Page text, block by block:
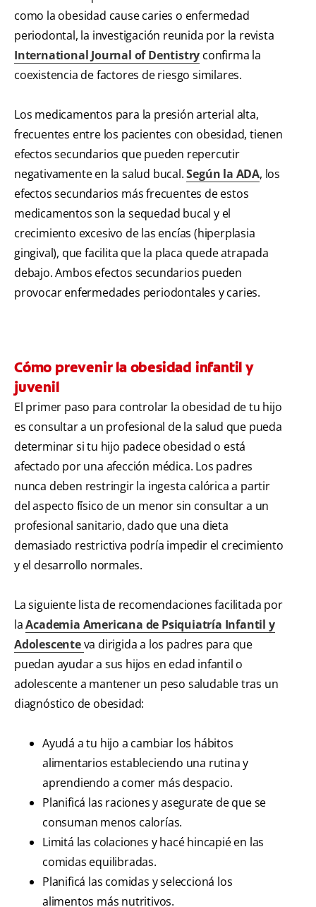
como la obesidad cause caries o enfermedad
periodontal, la investigación reunida por la revista
International Journal of Dentistry confirma la
coexistencia de factores de riesgo similares.
Los medicamentos para la presión arterial alta,
frecuentes entre los pacientes con obesidad, tienen
efectos secundarios que pueden repercutir
negativamente en la salud bucal.Según la ADA, los
efectos secundarios más frecuentes de estos
medicamentos son la sequedad bucal y el
crecimiento excesivo de las encías (hiperplasia
gingival), que facilita que la placa quede atrapada
debajo. Ambos efectos secundarios pueden
provocar enfermedades periodontales y caries.
Cómo prevenir la obesidad infantil y
juvenil
El primer paso para controlar la obesidad de tu hijo
es consultar a un profesional de la salud que pueda
determinar si tu hijo padece obesidad o está
afectado por una afección médica. Los padres
nunca deben restringir la ingesta calórica a partir
del aspecto físico de un menor sin consultar a un
profesional sanitario, dado que una dieta
demasiado restrictiva podría impedir el crecimiento
y el desarrollo normales.
La siguiente lista de recomendaciones facilitada por
laAcademia Americana de Psiquiatría Infantil y
Adolescenteva dirigida a los padres para que
puedan ayudar a sus hijos en edad infantil o
adolescente a mantener un peso saludable tras un
diagnóstico de obesidad:
Ayudá a tu hijo a cambiar los hábitos
alimentarios estableciendo una rutina y
aprendiendo a comer más despacio.
Planificá las raciones y asegurate de que se
consuman menos calorías.
Limitá las colaciones y hacé hincapié en las
comidas equilibradas.
Planificá las comidas y seleccioná los
alimentos más nutritivos.